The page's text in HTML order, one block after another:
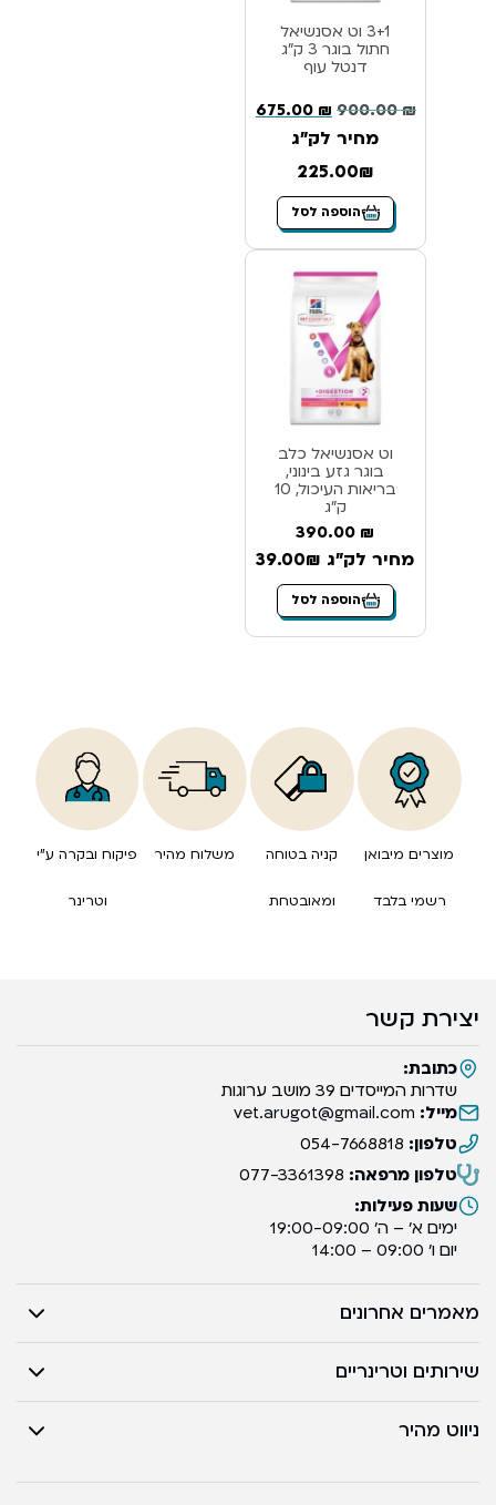
3+1 וט אסנשיאל
חתול בוגר 3 ק”ג
דנטל עוף
900.00₪
675.00 ₪
מחיר לק"ג
225.00₪
הוספה לסל
וט אסנשיאל כלב
בוגר גזע בינוני,
בריאות העיכול, 10
ק”ג
390.00 ₪
מחיר לק"ג 39.00₪
הוספה לסל
מוצרים מיבואן
רשמי בלבד
קניה בטוחה
ומאובטחת
משלוח מהיר פיקוח ובקרה ע”י
וטרינר
יצירת קשר
כתובת:
שדרות המייסדים 39 מושב ערוגות
מייל: vet.arugot@gmail.com
טלפון: 054-7668818
טלפון מרפאה: 077-3361398
שעות פעילות:
ימים א’ – ה’ 19:00-09:00
יום ו’ 09:00 – 14:00
מאמרים אחרונים
שירותים וטרינריים
ניווט מהיר